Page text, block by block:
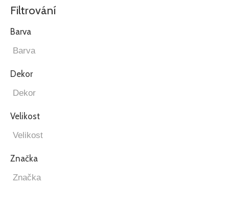
Filtrování
Barva
Dekor
Velikost
Značka